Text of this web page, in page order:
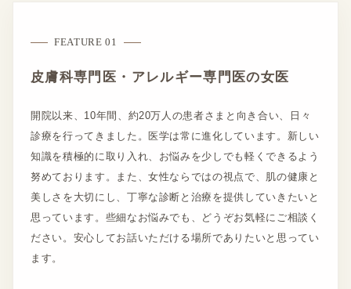
FEATURE 01
皮膚科専門医・アレルギー専門医の女医
開院以来、10年間、約20万人の患者さまと向き合い、日々
診療を行ってきました。医学は常に進化しています。新しい
知識を積極的に取り入れ、お悩みを少しでも軽くできるよう
努めております。また、女性ならではの視点で、肌の健康と
美しさを大切にし、丁寧な診断と治療を提供していきたいと
思っています。些細なお悩みでも、どうぞお気軽にご相談く
ださい。安心してお話いただける場所でありたいと思ってい
ます。